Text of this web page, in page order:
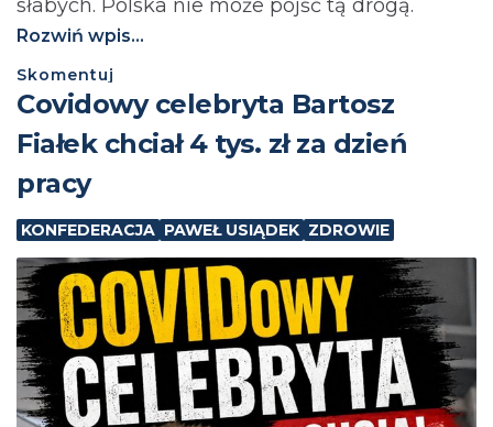
słabych. Polska nie może pójść tą drogą.⁩
Rozwiń wpis...
Skomentuj
Covidowy celebryta Bartosz
Fiałek chciał 4 tys. zł za dzień
pracy
KONFEDERACJA PAWEŁ USIĄDEK ZDROWIE